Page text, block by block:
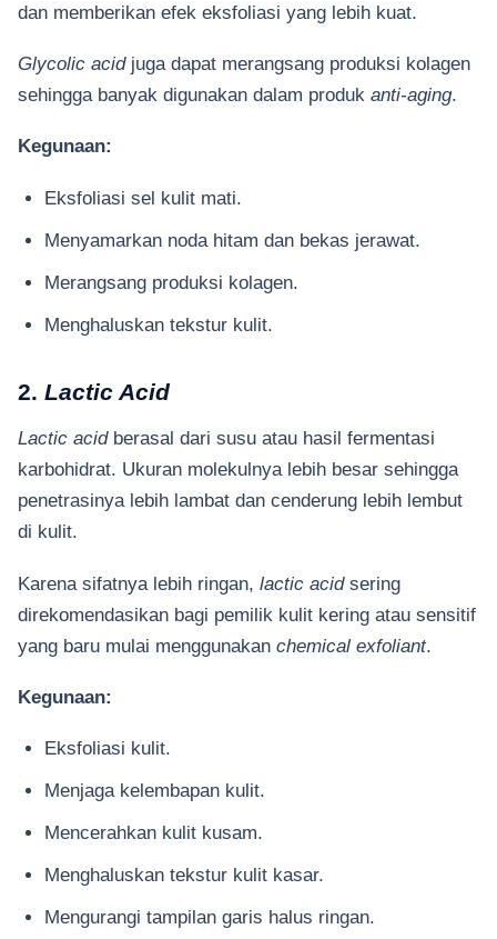
dan memberikan efek eksfoliasi yang lebih kuat.
Glycolic acid juga dapat merangsang produksi kolagen
sehingga banyak digunakan dalam produk anti-aging.
Kegunaan:
Eksfoliasi sel kulit mati.
Menyamarkan noda hitam dan bekas jerawat.
Merangsang produksi kolagen.
Menghaluskan tekstur kulit.
2. Lactic Acid
Lactic acid berasal dari susu atau hasil fermentasi
karbohidrat. Ukuran molekulnya lebih besar sehingga
penetrasinya lebih lambat dan cenderung lebih lembut
di kulit.
Karena sifatnya lebih ringan, lactic acid sering
direkomendasikan bagi pemilik kulit kering atau sensitif
yang baru mulai menggunakan chemical exfoliant.
Kegunaan:
Eksfoliasi kulit.
Menjaga kelembapan kulit.
Mencerahkan kulit kusam.
Menghaluskan tekstur kulit kasar.
Mengurangi tampilan garis halus ringan.